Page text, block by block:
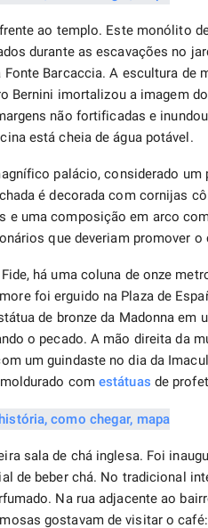
ao templo. Este monólito
durante as escavações no
Barcaccia. A escultura de
Bernini imortalizou a imagem do
não fortificadas e
está cheia de água potável.
palácio, considerado
é decorada com cornijas
e uma composição em arco
que deveriam promover
há uma coluna de onze
foi erguido na Plaza de
de bronze da Madonna em
o pecado. A mão direita da
um guindaste no dia da
com estátuas de
sala de chá inglesa. Foi
de beber chá. No tradicional
Na rua adjacente ao
gostavam de visitar o